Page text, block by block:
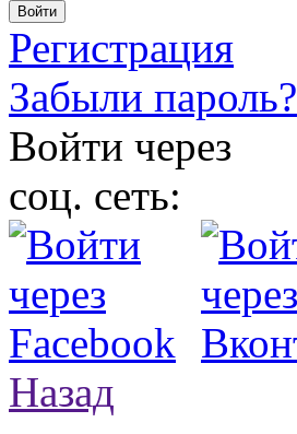
Войти
Регистрация
Забыли пароль?
Войти через
соц. сеть:
Назад